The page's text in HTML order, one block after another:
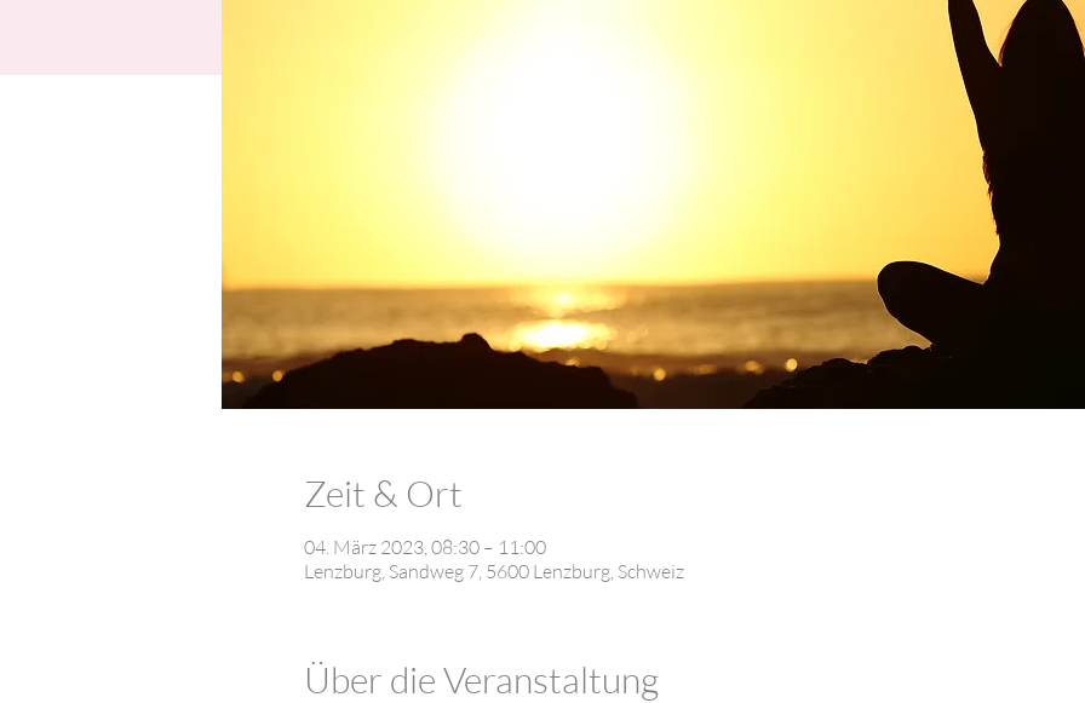
Zeit & Ort
04. März 2023, 08:30 – 11:00
Lenzburg, Sandweg 7, 5600 Lenzburg, Schweiz
Über die Veranstaltung